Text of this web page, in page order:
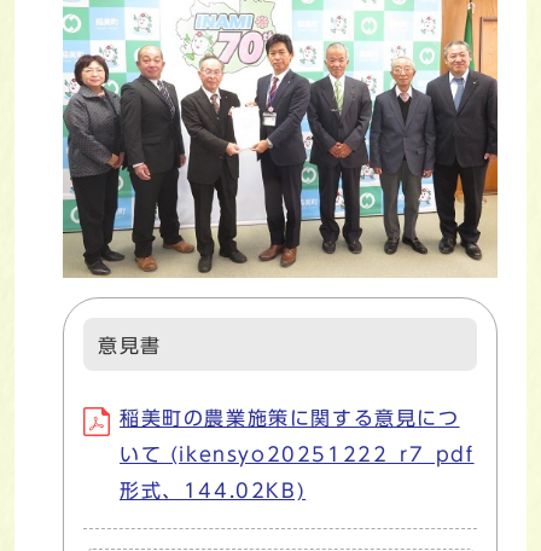
意見書
稲美町の農業施策に関する意見につ
いて (ikensyo20251222_r7_pdf
形式、144.02KB)